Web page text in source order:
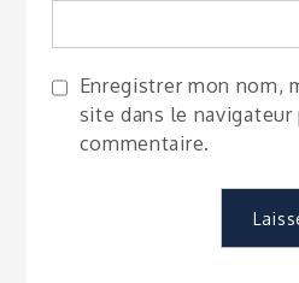
Enregistrer mon nom,
site dans le
commentaire.